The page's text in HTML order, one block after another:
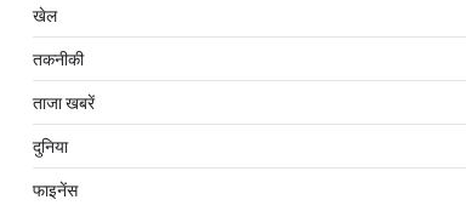
खेल
तकनीकी
ताजा खबरें
दुनिया
फाइनेंस